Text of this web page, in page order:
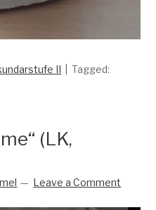
II
Tagged:
(LK,
Leave a Comment